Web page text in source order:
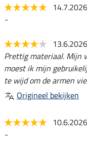
14.7.2026
-
13.6.2026
Prettig materiaal. Mijn
moest ik mijn
te wijd om de armen
Origineel bekijken
10.6.2026
-